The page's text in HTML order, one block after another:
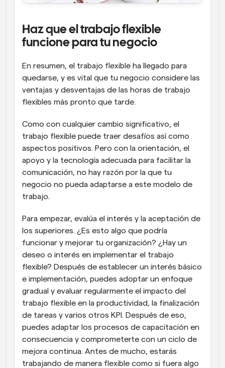
Haz que el trabajo flexible
funcione para tu negocio
En resumen, el trabajo flexible ha llegado para
quedarse, y es vital que tu negocio considere las
ventajas y desventajas de las horas de trabajo
flexibles más pronto que tarde.
Como con cualquier cambio significativo, el
trabajo flexible puede traer desafíos así como
aspectos positivos. Pero con la orientación, el
apoyo y la tecnología adecuada para facilitar la
comunicación, no hay razón por la que tu
negocio no pueda adaptarse a este modelo de
trabajo.
Para empezar, evalúa el interés y la aceptación de
los superiores. ¿Es esto algo que podría
funcionar y mejorar tu organización? ¿Hay un
deseo o interés en implementar el trabajo
flexible? Después de establecer un interés básico
e implementación, puedes adoptar un enfoque
gradual y evaluar regularmente el impacto del
trabajo flexible en la productividad, la finalización
de tareas y varios otros KPI. Después de eso,
puedes adaptar los procesos de capacitación en
consecuencia y comprometerte con un ciclo de
mejora continua. Antes de mucho, estarás
trabajando de manera flexible como si fuera algo